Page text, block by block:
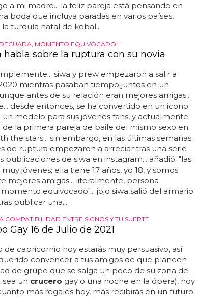
a mi madre... la feliz pareja está pensando en
boda que incluya paradas en varios países,
turquía natal de kobal...
MOMENTO EQUIVOCADO"
habla sobre la ruptura con su novia
siwa y prew empezaron a salir a
mientras pasaban tiempo juntos en un
antes de su relación eran mejores amigas...
desde entonces, se ha convertido en un icono
modelo para sus jóvenes fans, y actualmente
de la primera pareja de baile del mismo sexo en
the stars... sin embargo, en las últimas semanas
de ruptura empezaron a arreciar tras una serie
publicaciones de siwa en instagram... añadió: "las
jóvenes; ella tiene 17 años, yo 18, y somos
mejores amigas... literalmente, persona
equivocado"... jojo siwa salió del armario
publicar una...
COMPATIBILIDAD ENTRE SIGNOS Y TU SUERTE
Gay 16 de Julio de 2021
de capricornio hoy estarás muy persuasivo, así
convencer a tus amigos de que planeen
de grupo que se salga un poco de su zona de
un crucero gay o una noche en la ópera), hoy
más regales hoy, más recibirás en un futuro